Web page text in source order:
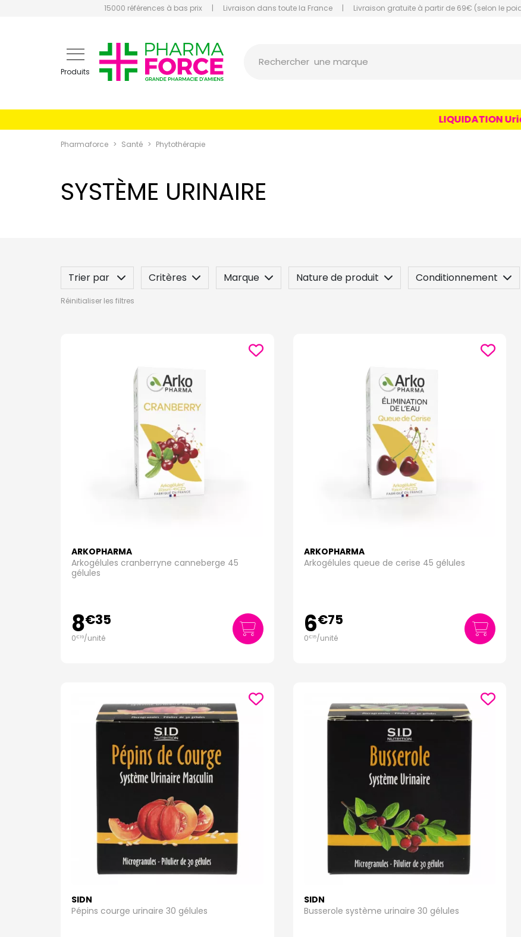
15000 références à bas prix | Livraison dans toute la France | Livraison gratuite à partir de 69€ (selon le
Produits
Rechercher un conseil
une marque
LIQUIDATION Uriage
Pharmaforce Santé Phytothérapie
SYSTÈME URINAIRE
Trier par Critères Marque Nature de produit Conditionnement
Label
Réinitialiser les filtres
ARKOPHARMA
Arkogélules cranberryne canneberge 45
gélules
8€35
0€19/unité
ARKOPHARMA
Arkogélules queue de cerise 45 gélules
6€75
0€15/unité
SIDN
Pépins courge urinaire 30 gélules
SIDN
Busserole système urinaire 30 gélules